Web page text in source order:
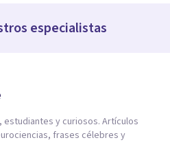
especialistas
y curiosos. Artículos
frases célebres y